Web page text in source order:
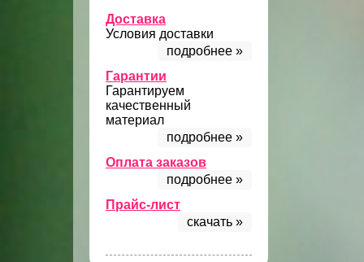
Доставка
Условия доставки
подробнее »
Гарантии
Гарантируем
качественный
материал
подробнее »
Оплата заказов
подробнее »
Прайс-лист
скачать »